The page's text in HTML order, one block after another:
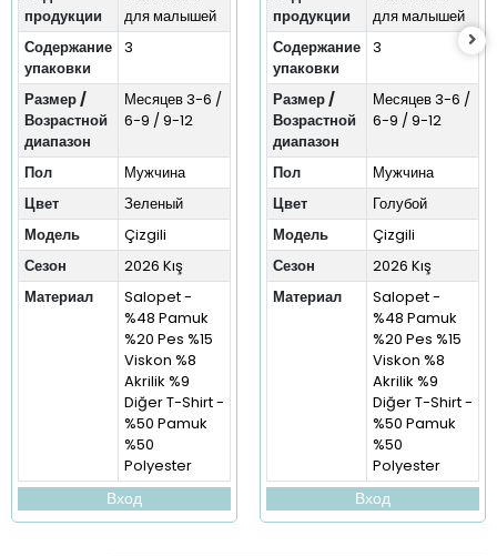
продукции
для малышей
Содержание
упаковки
3
Размер /
Возрастной
диапазон
Месяцев 3-6 /
6-9 / 9-12
Пол
Мужчина
Цвет
Зеленый
Модель
Çizgili
Сезон
2026 Kış
Материал
Salopet -
%48 Pamuk
%20 Pes %15
Viskon %8
Akrilik %9
Diğer T-Shirt -
%50 Pamuk
%50
Polyester
Вход
продукции
для малышей
Содержание
упаковки
3
Размер /
Возрастной
диапазон
Месяцев 3-6 /
6-9 / 9-12
Пол
Мужчина
Цвет
Голубой
Модель
Çizgili
Сезон
2026 Kış
Материал
Salopet -
%48 Pamuk
%20 Pes %15
Viskon %8
Akrilik %9
Diğer T-Shirt -
%50 Pamuk
%50
Polyester
Вход